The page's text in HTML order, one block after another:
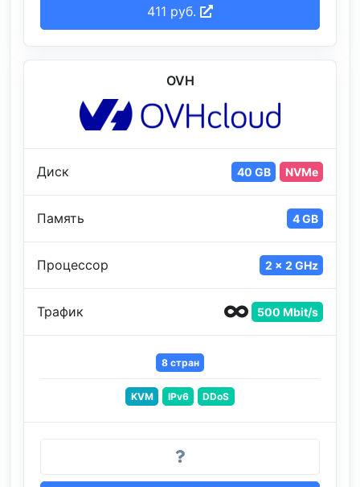
411 руб.
OVH
Диск 40 GB NVMe
Память 4 GB
Процессор 2 x 2 GHz
Трафик 500 Mbit/s
8 стран
KVM IPv6 DDoS